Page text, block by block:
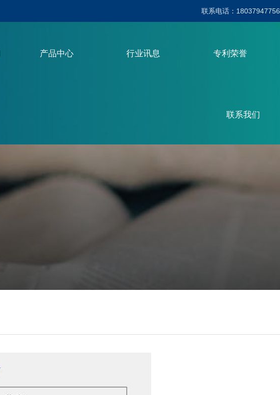
联系电话：18037947756
产品中心 行业讯息 专利荣誉
联系我们